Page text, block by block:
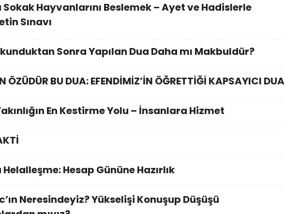
Sokak Hayvanlarını Beslemek – Ayet ve Hadislerle
Sınavı
Sonra Yapılan Dua Daha mı Makbuldür?
ÖZÜDÜR BU DUA: EFENDİMİZ’İN ÖĞRETTİĞİ KAPSAYICI DUA
En Kestirme Yolu – İnsanlara Hizmet
Hesap Gününe Hazırlık
Neresindeyiz? Yükselişi Konuşup Düşüşü